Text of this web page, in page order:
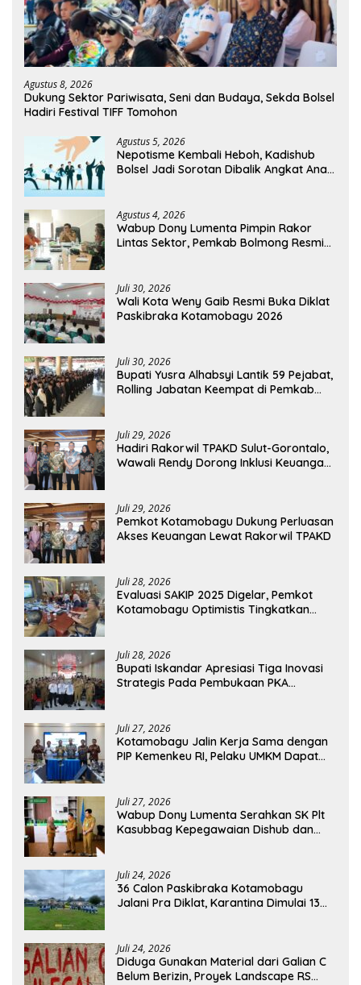
Agustus 8, 2026
Dukung Sektor Pariwisata, Seni dan Budaya, Sekda Bolsel
Hadiri Festival TIFF Tomohon
Agustus 5, 2026
Nepotisme Kembali Heboh, Kadishub
Bolsel Jadi Sorotan Dibalik Angkat Anak
Agustus 4, 2026
Wabup Dony Lumenta Pimpin Rakor
Lintas Sektor, Pemkab Bolmong Resmi
Juli 30, 2026
Wali Kota Weny Gaib Resmi Buka Diklat
Paskibraka Kotamobagu 2026
Juli 30, 2026
Bupati Yusra Alhabsyi Lantik 59 Pejabat,
Rolling Jabatan Keempat di Pemkab
Juli 29, 2026
Hadiri Rakorwil TPAKD Sulut-Gorontalo,
Wawali Rendy Dorong Inklusi Keuangan
Juli 29, 2026
Pemkot Kotamobagu Dukung Perluasan
Akses Keuangan Lewat Rakorwil TPAKD
Juli 28, 2026
Evaluasi SAKIP 2025 Digelar, Pemkot
Kotamobagu Optimistis Tingkatkan
Juli 28, 2026
Bupati Iskandar Apresiasi Tiga Inovasi
Strategis Pada Pembukaan PKA
Juli 27, 2026
Kotamobagu Jalin Kerja Sama dengan
PIP Kemenkeu RI, Pelaku UMKM Dapat
Juli 27, 2026
Wabup Dony Lumenta Serahkan SK Plt
Kasubbag Kepegawaian Dishub dan
Juli 24, 2026
36 Calon Paskibraka Kotamobagu
Jalani Pra Diklat, Karantina Dimulai 13
Juli 24, 2026
Diduga Gunakan Material dari Galian C
Belum Berizin, Proyek Landscape RS